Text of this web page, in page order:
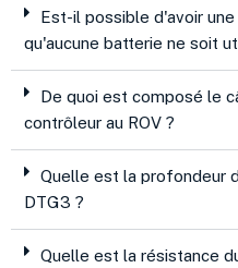
Est-il possible d'avoir
qu'aucune batterie ne soit
De quoi est composé le
contrôleur au ROV ?
Quelle est la profondeur
DTG3 ?
Quelle est la résistance